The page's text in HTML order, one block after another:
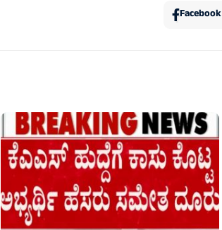
Facebook